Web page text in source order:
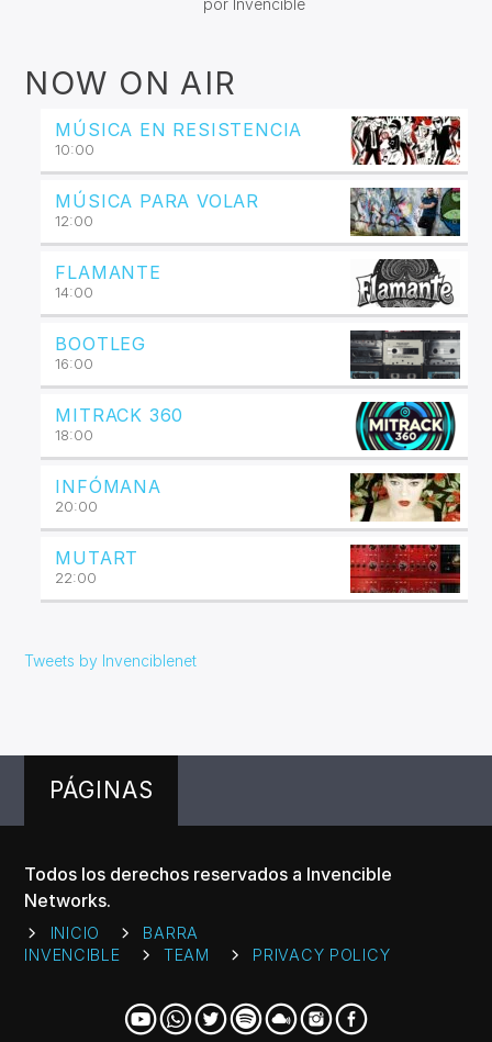
NOW ON AIR
MÚSICA EN RESISTENCIA
10:00
MÚSICA PARA VOLAR
12:00
FLAMANTE
14:00
BOOTLEG
16:00
MITRACK 360
18:00
INFÓMANA
20:00
MUTART
22:00
Tweets by Invenciblenet
PÁGINAS
Todos los derechos reservados a Invencible
Networks.
INICIO
BARRA
INVENCIBLE
TEAM PRIVACY POLICY